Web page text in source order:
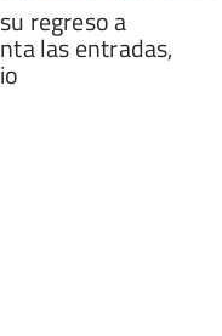
regreso a
las entradas,